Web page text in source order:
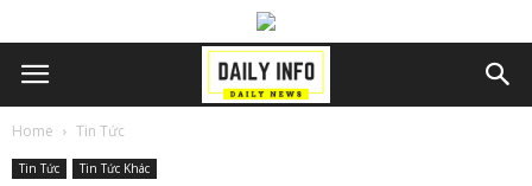
Home Tin Tức
Tin Tức Tin Tức Khác